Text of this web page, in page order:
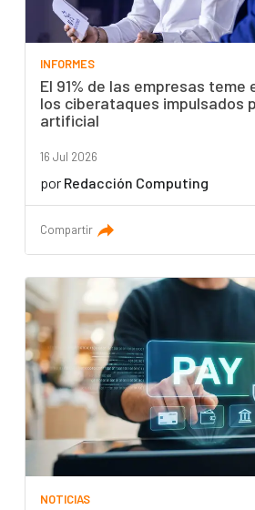
INFORMES
El 91% de las empresas teme
los ciberataques impulsados
artificial
16 Jul 2026
por Redacción Computing
Compartir
NOTICIAS